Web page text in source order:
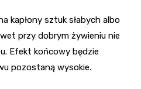
kapłony sztuk słabych albo
przy dobrym żywieniu nie
Efekt końcowy będzie
pozostaną wysokie.